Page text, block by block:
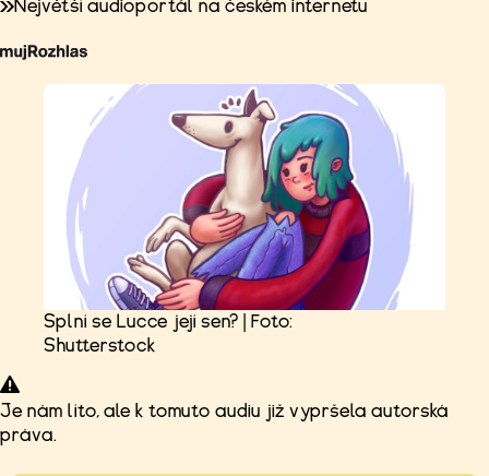
Největší audioportál na českém internetu
Splní se Lucce její sen? | Foto:
Shutterstock
Je nám líto, ale k tomuto audiu již vypršela autorská
práva.